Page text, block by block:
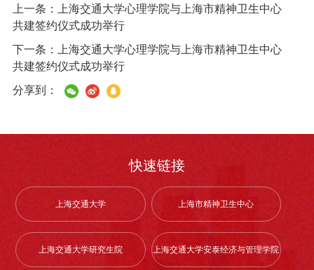
上一条：
上海交通大学心理学院与上海市精神卫生中心
共建签约仪式成功举行
下一条：
上海交通大学心理学院与上海市精神卫生中心
共建签约仪式成功举行
分享到：
快速链接
上海交通大学 上海市精神卫生中心
上海交通大学研究生院 上海交通大学安泰经济与管理学院